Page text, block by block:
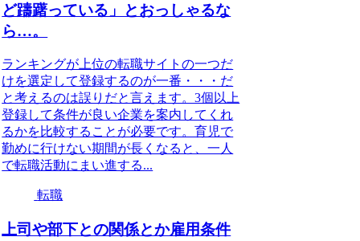
ど躊躇っている」とおっしゃるな
ら…。
ランキングが上位の転職サイトの一つだ
けを選定して登録するのが一番・・・だ
と考えるのは誤りだと言えます。3個以上
登録して条件が良い企業を案内してくれ
るかを比較することが必要です。育児で
勤めに行けない期間が長くなると、一人
で転職活動にまい進する...
転職
上司や部下との関係とか雇用条件